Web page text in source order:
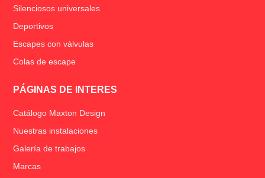
Silenciosos universales
Deportivos
Escapes con válvulas
Colas de escape
PÁGINAS DE INTERES
Catálogo Maxton Design
Nuestras instalaciones
Galería de trabajos
Marcas